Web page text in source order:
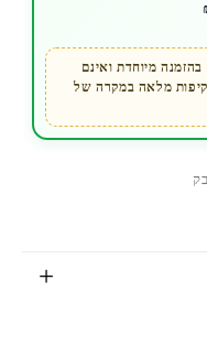
מיוחדת ואינם
מלאה במקרה של